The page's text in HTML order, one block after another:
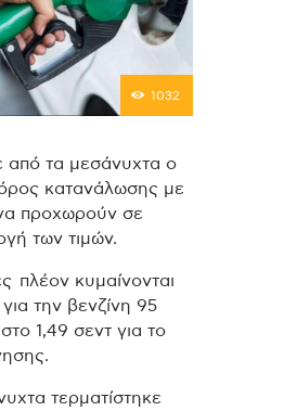
1032
από τα μεσάνυχτα ο
κατανάλωσης με
προχωρούν σε
των τιμών.
πλέον κυμαίνονται
την βενζίνη 95
1,49 σεντ για το
τερματίστηκε